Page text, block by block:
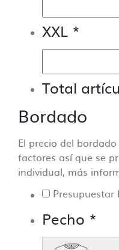
XXL *
Total
Bordado
El precio del
factores así que se
individual, más
Presupuestar
Pecho *